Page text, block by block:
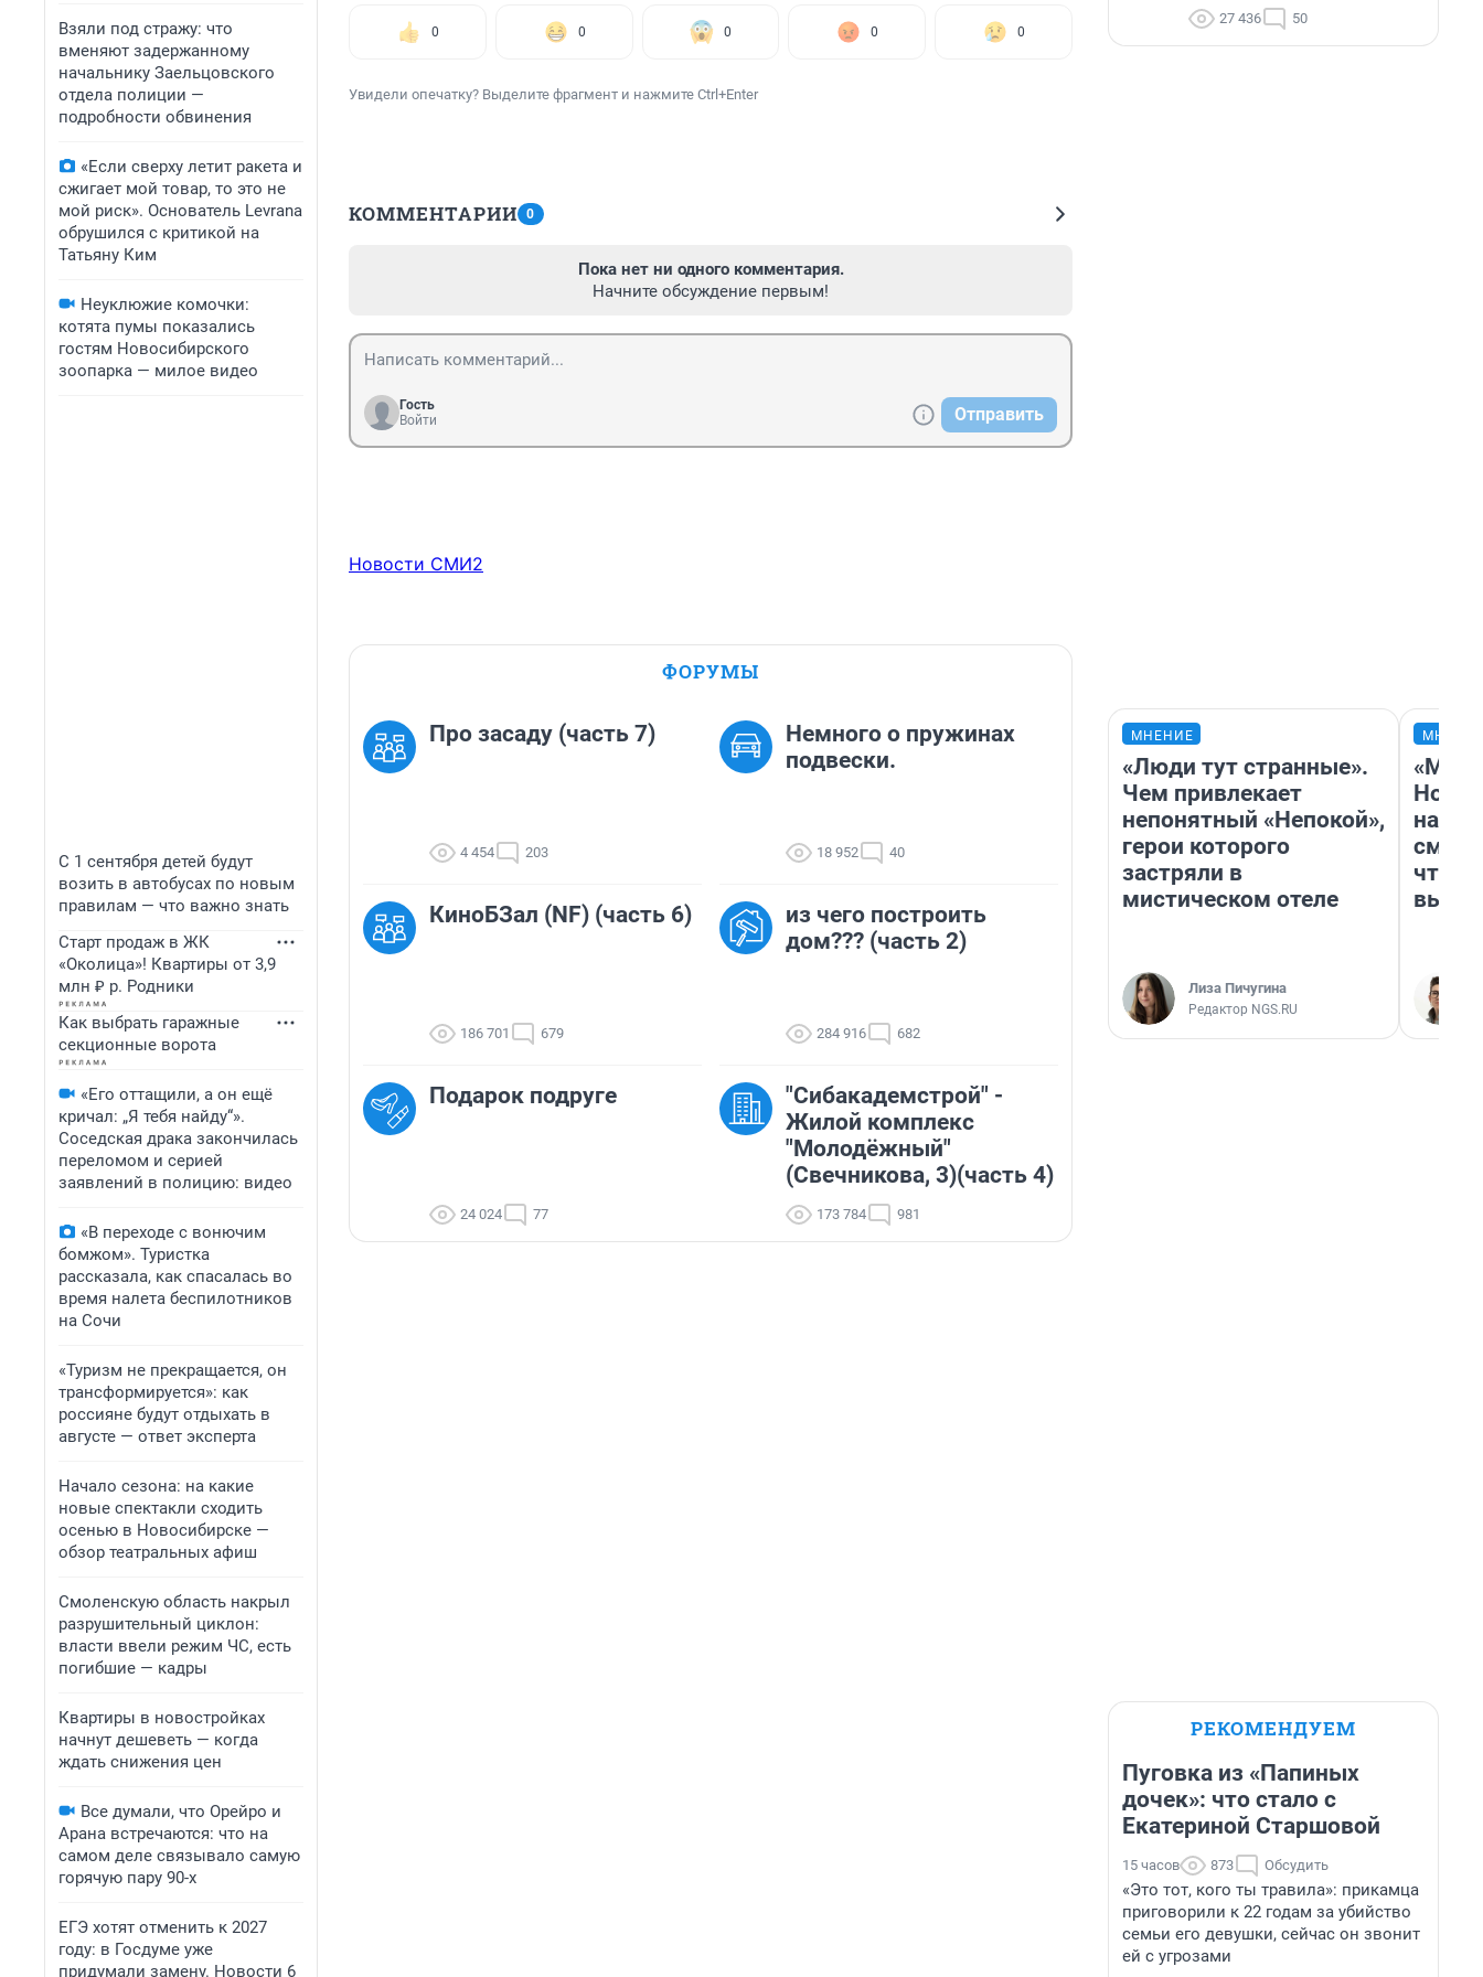
Взяли под стражу: что
вменяют задержанному
начальнику Заельцовского
отдела полиции —
подробности обвинения
«Если сверху летит ракета и
сжигает мой товар, то это не
мой риск». Основатель Levrana
обрушился с критикой на
Татьяну Ким
Неуклюжие комочки:
котята пумы показались
гостям Новосибирского
зоопарка — милое видео
С 1 сентября детей будут
возить в автобусах по новым
правилам — что важно знать
Старт продаж в ЖК
«Околица»! Квартиры от 3,9
млн ₽ р. Родники
Как выбрать гаражные
секционные ворота
«Его оттащили, а он ещё
кричал: „Я тебя найду“».
Соседская драка закончилась
переломом и серией
заявлений в полицию: видео
«В переходе с вонючим
бомжом». Туристка
рассказала, как спасалась во
время налета беспилотников
на Сочи
«Туризм не прекращается, он
трансформируется»: как
россияне будут отдыхать в
августе — ответ эксперта
Начало сезона: на какие
новые спектакли сходить
осенью в Новосибирске —
обзор театральных афиш
Смоленскую область накрыл
разрушительный циклон:
власти ввели режим ЧС, есть
погибшие — кадры
Квартиры в новостройках
начнут дешеветь — когда
ждать снижения цен
Все думали, что Орейро и
Арана встречаются: что на
самом деле связывало самую
горячую пару 90-х
ЕГЭ хотят отменить к 2027
году: в Госдуме уже
придумали замену. Новости 6
0 0 0 0 0
Увидели опечатку? Выделите фрагмент и нажмите Ctrl+Enter
КОММЕНТАРИИ 0
Пока нет ни одного комментария.
Начните обсуждение первым!
Гость
Войти
Отправить
Новости СМИ2
ФОРУМЫ
Про засаду (часть 7)
4 454 203
Немного о пружинах
подвески.
18 952 40
КиноБЗал (NF) (часть 6)
186 701 679
из чего построить
дом??? (часть 2)
284 916 682
Подарок подруге
24 024 77
"Сибакадемстрой" -
Жилой комплекс
"Молодёжный"
(Свечникова, 3)(часть 4)
173 784 981
27 436 50
МНЕНИЕ
«Люди тут странные».
Чем привлекает
непонятный «Непокой»,
герои которого
застряли в
мистическом отеле
Лиза Пичугина
Редактор NGS.RU
«Мы
РЕКОМЕНДУЕМ
Пуговка из «Папиных
дочек»: что стало с
Екатериной Старшовой
15 часов 873 Обсудить
«Это тот, кого ты травила»: прикамца
приговорили к 22 годам за убийство
семьи его девушки, сейчас он звонит
ей с угрозами